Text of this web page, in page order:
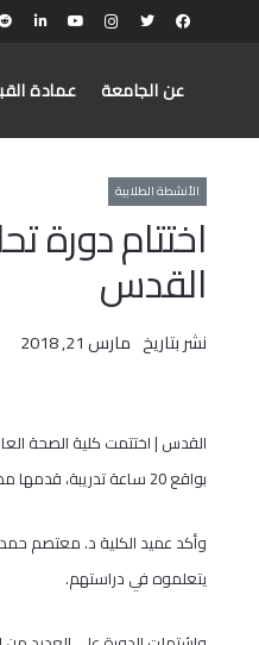
عن الجامعة عمادة
الأنشطة الطلابية
اختتام دورة
القدس
نشر بتاريخ مارس 21, 2018
بواقع 20 ساعة تدريبة، قدمها مدير دائرة الكتب السنوية من مركز الاحصاء الفلسطيني أ. معن سلحب.
وأكد عميد الكلية د. معتصم
يتعلموه في دراستهم.